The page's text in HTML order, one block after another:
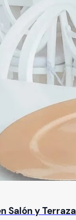
Salón y Terraza